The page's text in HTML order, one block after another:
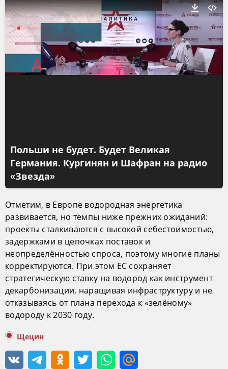
Польши не будет. Будет Великая
Германия. Кургинян и Шафран на радио
«Звезда»
Отметим, в Европе водородная энергетика
развивается, но темпы ниже прежних ожиданий:
проекты сталкиваются с высокой себестоимостью,
задержками в цепочках поставок и
неопределённостью спроса, поэтому многие планы
корректируются. При этом ЕС сохраняет
стратегическую ставку на водород как инструмент
декарбонизации, наращивая инфраструктуру и не
отказываясь от плана перехода к «зелёному»
водороду к 2030 году.
Щецин